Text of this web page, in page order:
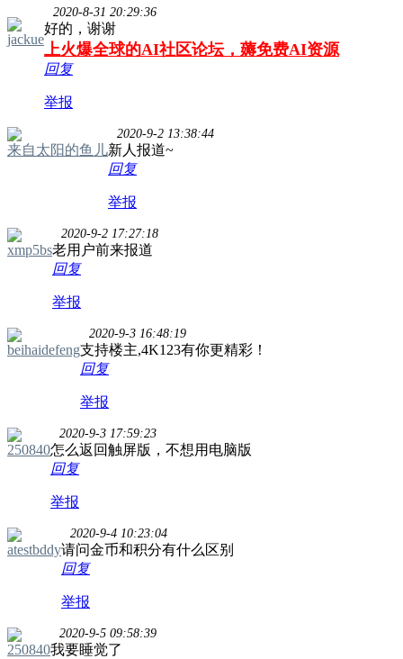
jackue
2020-8-31 20:29:36
好的，谢谢
上火爆全球的AI社区论坛，薅免费AI资源
回复
举报
来自太阳的鱼儿
2020-9-2 13:38:44
新人报道~
回复
举报
xmp5bs
2020-9-2 17:27:18
老用户前来报道
回复
举报
beihaidefeng
2020-9-3 16:48:19
支持楼主,4K123有你更精彩！
回复
举报
250840
2020-9-3 17:59:23
怎么返回触屏版，不想用电脑版
回复
举报
atestbddy
2020-9-4 10:23:04
请问金币和积分有什么区别
回复
举报
250840
2020-9-5 09:58:39
我要睡觉了